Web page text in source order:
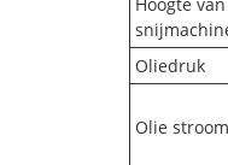
Oliedruk
Olie stroom